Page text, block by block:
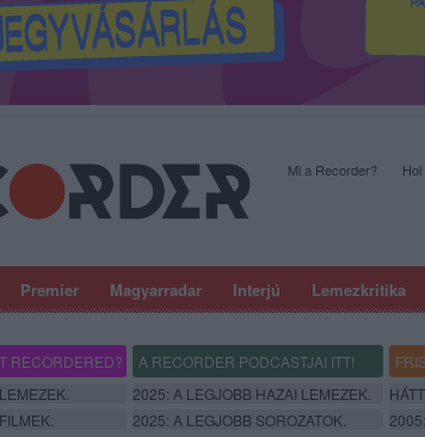
Premier Magyarradar Interjú Lemezkritika
Mi a Recorder?
RECORDERED? A RECORDER PODCASTJAI ITT!
2025: A LEGJOBB HAZAI LEMEZEK.
2025: A LEGJOBB SOROZATOK.